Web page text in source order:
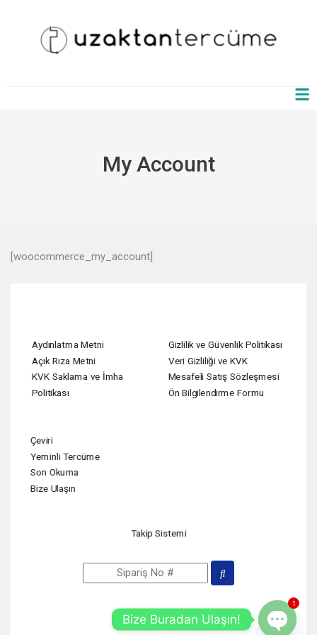
My Account
[woocommerce_my_account]
Aydınlatma Metni
Açık Rıza Metni
KVK Saklama ve İmha
Politikası
Gizlilik ve Güvenlik Politikası
Veri Gizliliği ve KVK
Mesafeli Satış Sözleşmesi
Ön Bilgilendirme Formu
Çeviri
Yeminli Tercüme
Son Okuma
Bize Ulaşın
Takip Sistemi
Bize Buradan Ulaşın!
1